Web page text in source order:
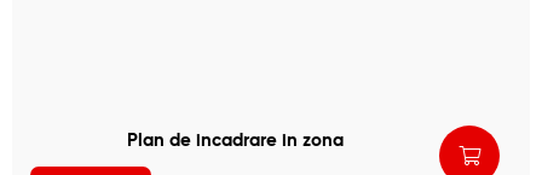
Plan de incadrare in zona